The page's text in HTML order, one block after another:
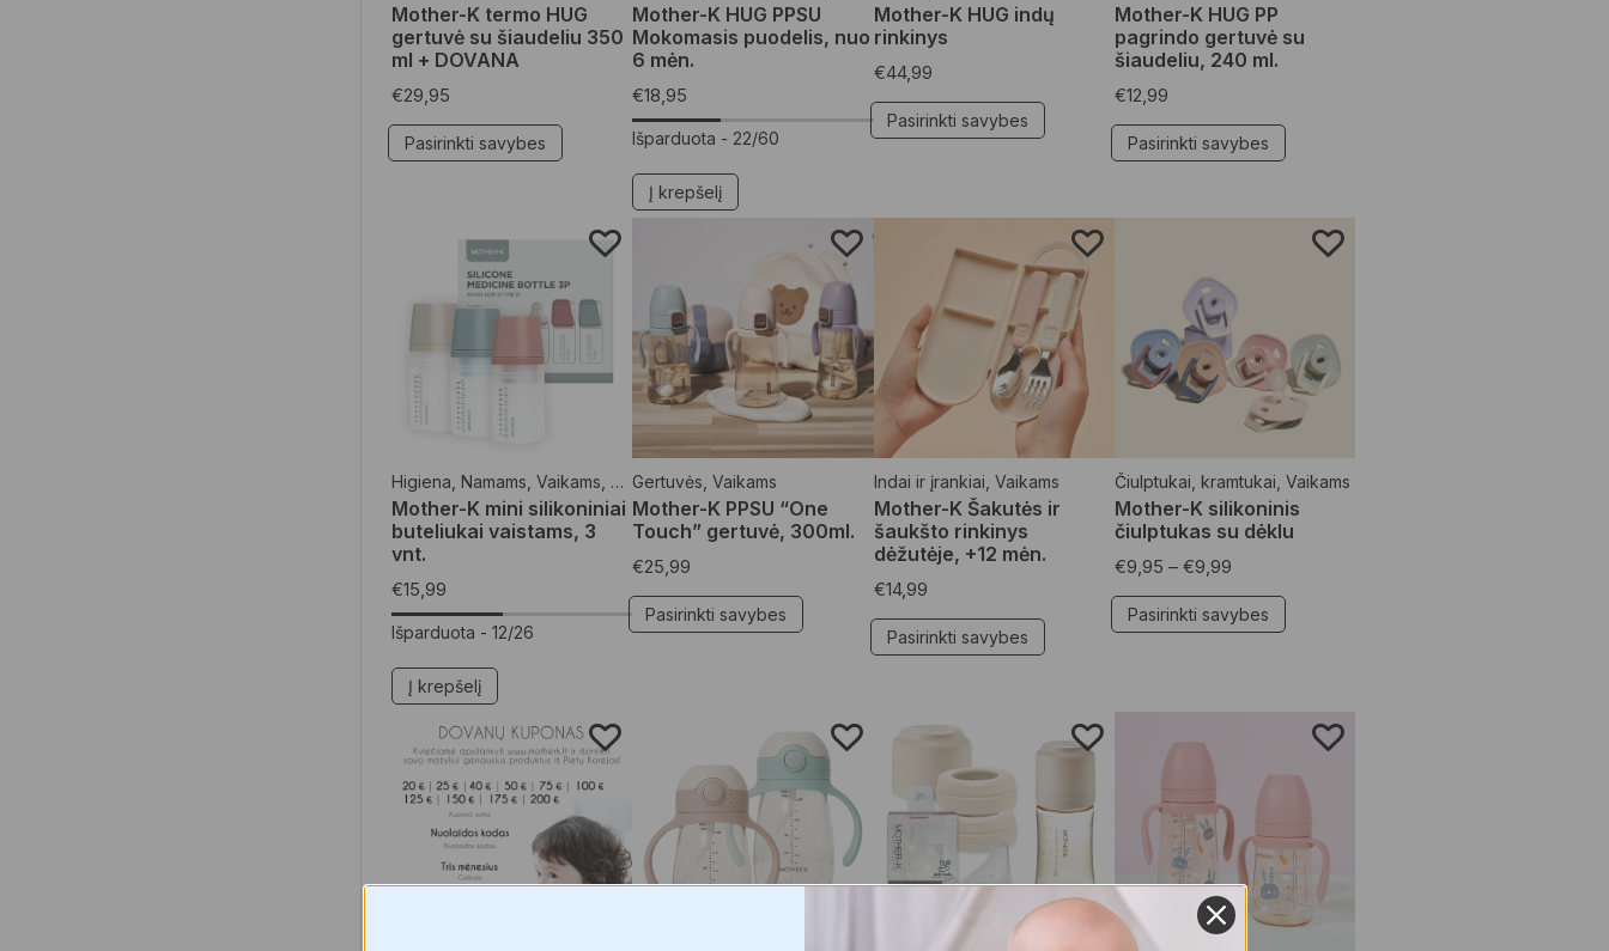
Mother-K termo HUG
gertuvė su šiaudeliu 350
ml + DOVANA
€29,95
Pasirinkti savybes
Mother-K HUG PPSU
Mokomasis puodelis, nuo
6 mėn.
€18,95
Išparduota - 22/60
Į krepšelį
Mother-K HUG indų
rinkinys
€44,99
Pasirinkti savybes
Mother-K HUG PP
pagrindo gertuvė su
šiaudeliu, 240 ml.
€12,99
Pasirinkti savybes
Higiena Namams Vaikams Vaistinėlė
Mother-K mini silikoniniai
buteliukai vaistams, 3
vnt.
€15,99
Išparduota - 12/26
Į krepšelį
Gertuvės ,Vaikams
Mother-K PPSU “One
Touch” gertuvė, 300ml.
€25,99
Pasirinkti savybes
Indai ir įrankiai Vaikams
Mother-K Šakutės ir
šaukšto rinkinys
dėžutėje, +12 mėn.
€14,99
Pasirinkti savybes
Čiulptukai, kramtukai Vaikams
Mother-K silikoninis
čiulptukas su dėklu
€9,95 – €9,99
Pasirinkti savybes